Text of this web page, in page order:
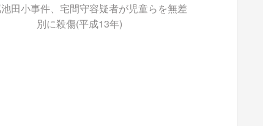
田小事件、宅間守容疑者が児童らを無差
別に殺傷(平成13年)